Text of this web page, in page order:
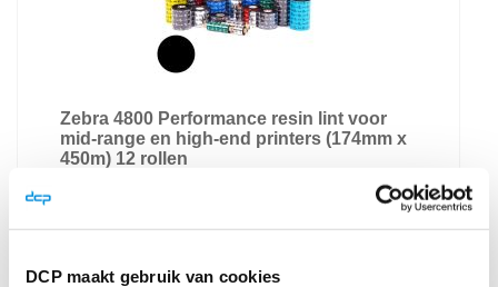
DCP maakt gebruik van cookies
Zebra 4800 Performance resin lint voor
mid-range en high-end printers (174mm x
450m) 12 rollen
Zwart monochroom resin printlint voor de
mid-range en high-end Zebra labelprinters ...
€ 849,42